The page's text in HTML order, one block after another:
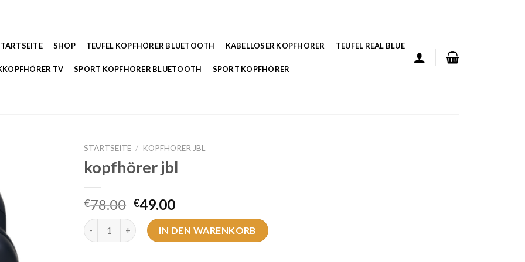
SHOP TEUFEL KOPFHÖRER BLUETOOTH KABELLOSER KOPFHÖRER TEUFEL REAL BLUE
TV SPORT KOPFHÖRER BLUETOOTH SPORT KOPFHÖRER
STARTSEITE / KOPFHÖRER JBL
kopfhörer jbl
€78.00 €49.00
kopfhörer jbl MengeIN DEN WARENKORB